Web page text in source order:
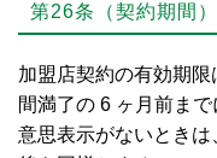
第26条（契約期間）
加盟店契約の有効期
間満了の 6 ヶ月前ま
意思表示がないとき